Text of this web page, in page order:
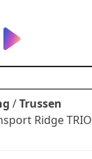
/Trussen
Ridge TRIO